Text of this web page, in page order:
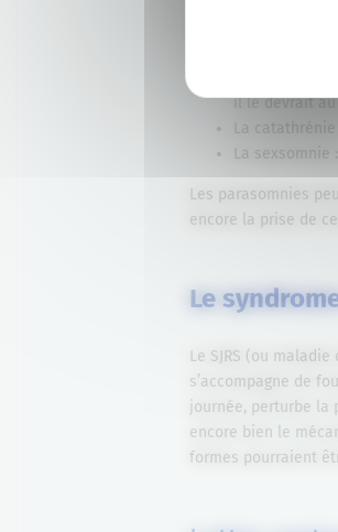
Certaines
il le devrait au
La
La
Les parasomnies
encore la prise de
Le
Le SJRS (ou
s’accompagne de
journée, perturbe la
encore bien le
formes pourraient